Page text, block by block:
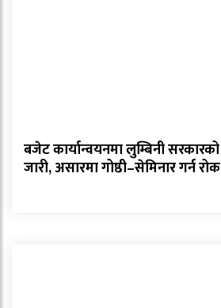
बजेट कार्यान्वयनमा लुम्बिनी
जारी, असारमा गोष्ठी–सेमिनार गर्न रोक